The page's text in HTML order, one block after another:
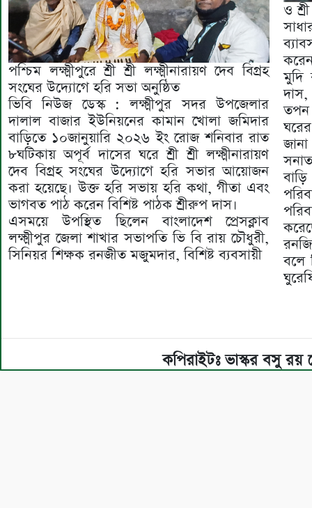
পশ্চিম লক্ষ্মীপুরে শ্রী শ্রী লক্ষ্মীনারায়ণ দেব বিগ্রহ
সংঘের উদ্যোগে হরি সভা অনুষ্ঠিত
ভিবি নিউজ ডেস্ক : লক্ষ্মীপুর সদর উপজেলার
দালাল বাজার ইউনিয়নের কামান খোলা জমিদার
বাড়িতে ১০জানুয়ারি ২০২৬ ইং রোজ শনিবার রাত
৮ঘটিকায় অপূর্ব দাসের ঘরে শ্রী শ্রী লক্ষ্মীনারায়ণ
দেব বিগ্রহ সংঘের উদ্যোগে হরি সভার আয়োজন
করা হয়েছে। উক্ত হরি সভায় হরি কথা, গীতা এবং
ভাগবত পাঠ করেন বিশিষ্ট পাঠক শ্রীরুপ দাস।
এসময়ে উপস্থিত ছিলেন বাংলাদেশ প্রেসক্লাব
লক্ষ্মীপুর জেলা শাখার সভাপতি ভি বি রায় চৌধুরী,
সিনিয়র শিক্ষক রনজীত মজুমদার, বিশিষ্ট ব্যবসায়ী
ও
মুদি
তপন
বলে
কপিরাইটঃ ভাস্কর বসু